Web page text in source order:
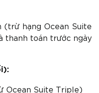
(trừ hạng Ocean Suite
thanh toán trước ngày
Ocean Suite Triple)